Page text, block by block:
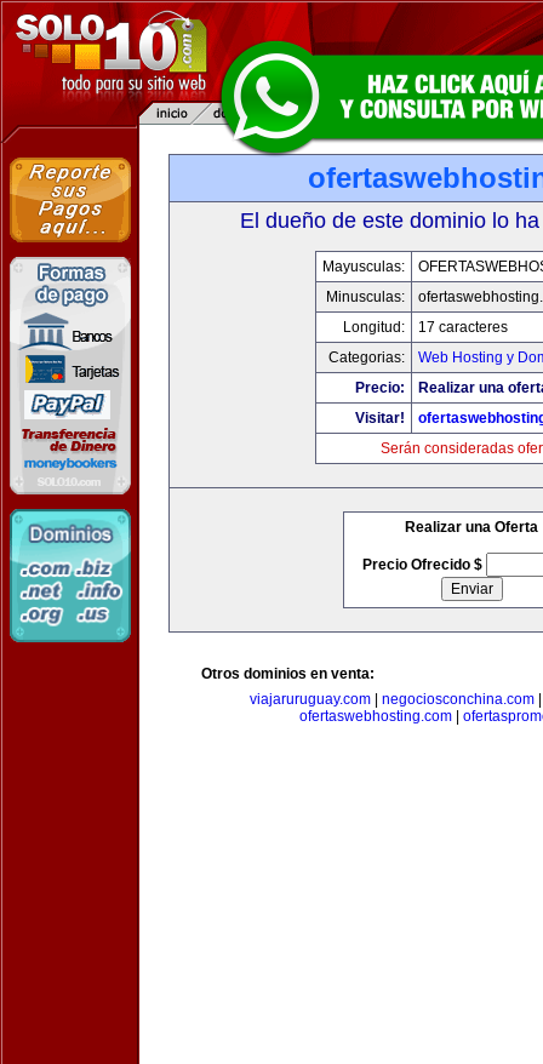
El dueño de este dominio lo
Mayusculas:
Minusculas:
Longitud:
17 caracteres
Categorias:
Web Hosting y
Precio:
Realizar una
Visitar!
Serán consideradas
Realizar una Oferta
Precio Ofrecido $
Otros dominios en venta:
viajaruruguay.com| negociosconchina.com
ofertaswebhosting.com|